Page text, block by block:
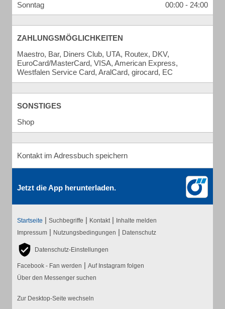
Sonntag
00:00 - 24:00
ZAHLUNGSMÖGLICHKEITEN
Maestro, Bar, Diners Club, UTA, Routex, DKV,
EuroCard/MasterCard, VISA, American Express,
Westfalen Service Card, AralCard, girocard, EC
SONSTIGES
Shop
Kontakt im Adressbuch speichern
Jetzt die App herunterladen.
Startseite | Suchbegriffe | Kontakt | Inhalte melden
Impressum | Nutzungsbedingungen | Datenschutz
Datenschutz-Einstellungen
Facebook - Fan werden | Auf Instagram folgen
Über den Messenger suchen
Zur Desktop-Seite wechseln